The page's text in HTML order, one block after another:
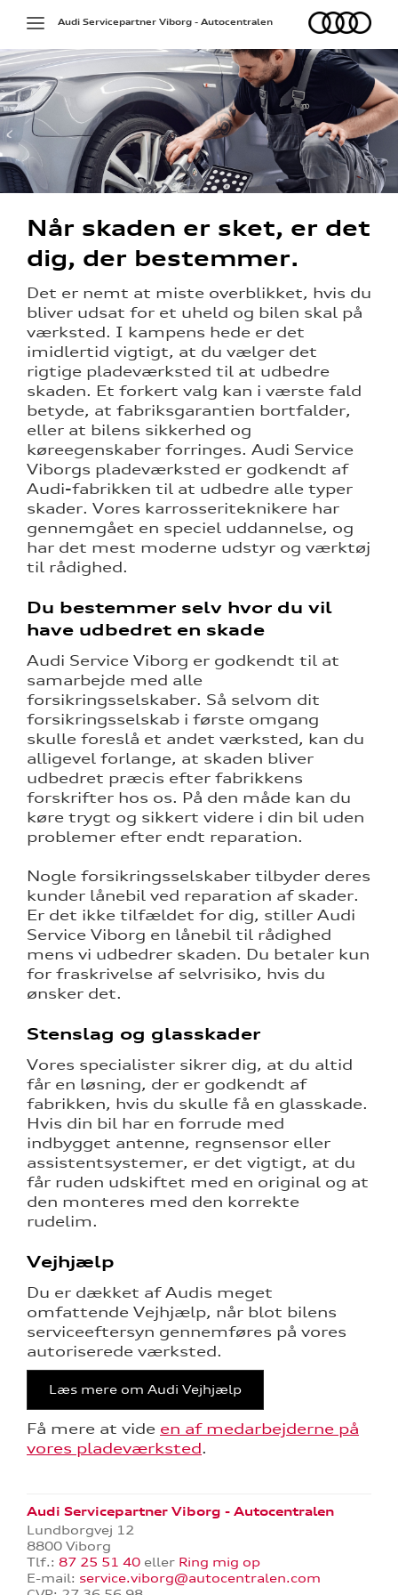
Toggle
navigation
Audi
Audi Servicepartner Viborg - Autocentralen
Når skaden er sket, er det
dig, der bestemmer.
Det er nemt at miste overblikket, hvis du
bliver udsat for et uheld og bilen skal på
værksted. I kampens hede er det
imidlertid vigtigt, at du vælger det
rigtige pladeværksted til at udbedre
skaden. Et forkert valg kan i værste fald
betyde, at fabriksgarantien bortfalder,
eller at bilens sikkerhed og
køreegenskaber forringes. Audi Service
Viborgs pladeværksted er godkendt af
Audi-fabrikken til at udbedre alle typer
skader. Vores karrosseriteknikere har
gennemgået en speciel uddannelse, og
har det mest moderne udstyr og værktøj
til rådighed.
Du bestemmer selv hvor du vil
have udbedret en skade
Audi Service Viborg er godkendt til at
samarbejde med alle
forsikringsselskaber. Så selvom dit
forsikringsselskab i første omgang
skulle foreslå et andet værksted, kan du
alligevel forlange, at skaden bliver
udbedret præcis efter fabrikkens
forskrifter hos os. På den måde kan du
køre trygt og sikkert videre i din bil uden
problemer efter endt reparation.
Nogle forsikringsselskaber tilbyder deres
kunder lånebil ved reparation af skader.
Er det ikke tilfældet for dig, stiller Audi
Service Viborg en lånebil til rådighed
mens vi udbedrer skaden. Du betaler kun
for fraskrivelse af selvrisiko, hvis du
ønsker det.
Stenslag og glasskader
Vores specialister sikrer dig, at du altid
får en løsning, der er godkendt af
fabrikken, hvis du skulle få en glasskade.
Hvis din bil har en forrude med
indbygget antenne, regnsensor eller
assistentsystemer, er det vigtigt, at du
får ruden udskiftet med en original og at
den monteres med den korrekte
rudelim.
Vejhjælp
Du er dækket af Audis meget
omfattende Vejhjælp, når blot bilens
serviceeftersyn gennemføres på vores
autoriserede værksted.
Læs mere om Audi Vejhjælp
Få mere at vide en af medarbejderne på
vores pladeværksted.
Audi Servicepartner Viborg - Autocentralen
Lundborgvej 12
8800 Viborg
Tlf.: 87 25 51 40 eller Ring mig op
E-mail: service.viborg@autocentralen.com